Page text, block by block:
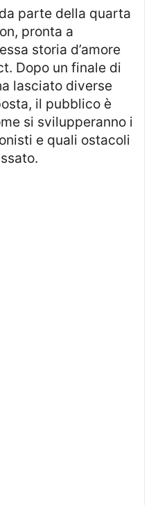
pronta a
storia d’amore
Dopo un finale di
lasciato diverse
il pubblico è
si svilupperanno i
e quali ostacoli